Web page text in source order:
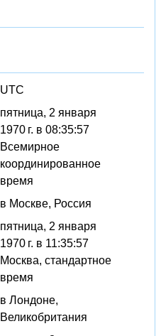
UTC
пятница, 2 января
1970 г. в 08:35:57
Всемирное
координированное
время
в Москве, Россия
пятница, 2 января
1970 г. в 11:35:57
Москва, стандартное
время
в Лондоне,
Великобритания